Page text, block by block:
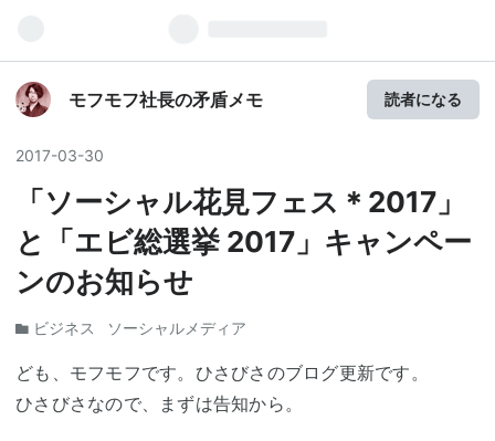
モフモフ社長の矛盾メモ 読者になる
2017-03-30
「ソーシャル花見フェス＊2017」
と「エビ総選挙 2017」キャンペー
ンのお知らせ
ビジネス ソーシャルメディア
ども、モフモフです。ひさびさのブログ更新です。
ひさびさなので、まずは告知から。